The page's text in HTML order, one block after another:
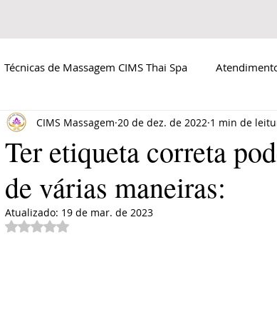
Técnicas de Massagem CIMS Thai Spa
massagem na Tailândia
Ter etiqueta correta
de várias maneiras:
CIMS Massagem 20 de dez. de 2022 1 min de
Atualizado: 19 de mar. de 2023
Avaliado com NaN de 5 estrelas.